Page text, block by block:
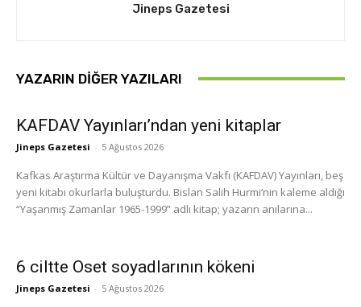
Jineps Gazetesi
YAZARIN DIĞER YAZILARI
KAFDAV Yayınları’ndan yeni kitaplar
Jineps Gazetesi - 5 Ağustos 2026
Kafkas Araştırma Kültür ve Dayanışma Vakfı (KAFDAV) Yayınları, beş
yeni kitabı okurlarla buluşturdu. Bislan Salih Hurmi’nin kaleme aldığı
“Yaşanmış Zamanlar 1965-1999” adlı kitap; yazarın anılarına...
6 ciltte Oset soyadlarının kökeni
Jineps Gazetesi - 5 Ağustos 2026